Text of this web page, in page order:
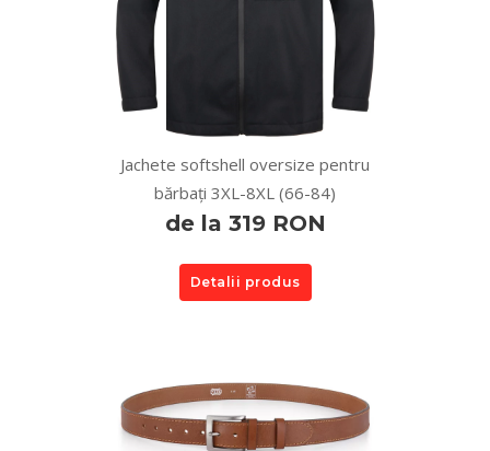
Jachete softshell oversize pentru
bărbați 3XL-8XL (66-84)
de la 319 RON
Detalii produs